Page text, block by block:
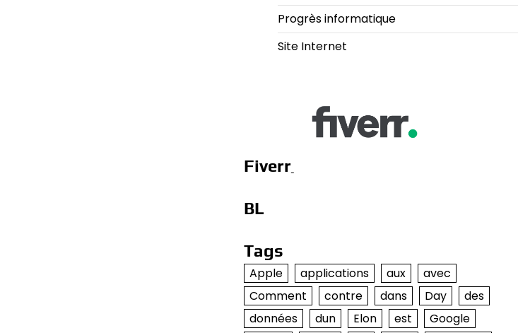
Progrès informatique
Site Internet
Fiverr
BL
Tags
Apple applications aux
avec
Comment
contre dans Day
des
données
dun Elon est Google